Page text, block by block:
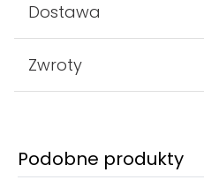
Dostawa
Zwroty
Podobne produkty